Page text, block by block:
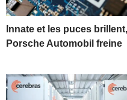
Innate et les puces brillent,
Porsche Automobil freine